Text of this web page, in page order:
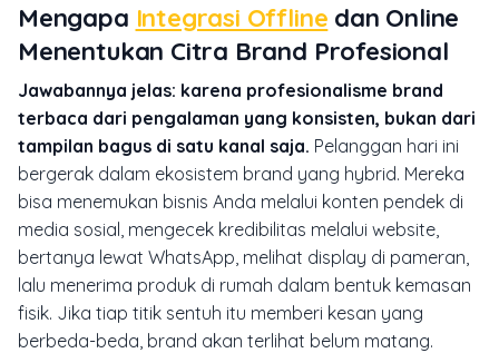
Mengapa Integrasi Offline dan Online
Menentukan Citra Brand Profesional
Jawabannya jelas: karena profesionalisme brand
terbaca dari pengalaman yang konsisten, bukan dari
tampilan bagus di satu kanal saja. Pelanggan hari ini
bergerak dalam ekosistem brand yang hybrid. Mereka
bisa menemukan bisnis Anda melalui konten pendek di
media sosial, mengecek kredibilitas melalui website,
bertanya lewat WhatsApp, melihat display di pameran,
lalu menerima produk di rumah dalam bentuk kemasan
fisik. Jika tiap titik sentuh itu memberi kesan yang
berbeda-beda, brand akan terlihat belum matang.